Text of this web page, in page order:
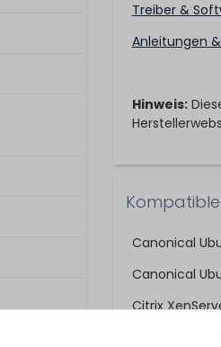
Treiber &
Anleitungen
Hinweis:
Canonical
Canonical
Citrix
Citrix